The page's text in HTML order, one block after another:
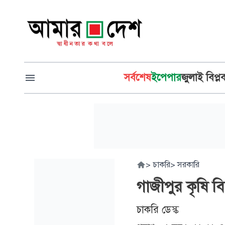
সর্বশেষইপেপারজুলাই
> চাকরি> সরকারি
গাজীপুর কৃষি
চাকরি ডেস্ক